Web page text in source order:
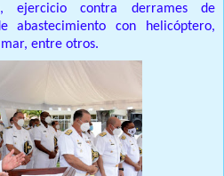
ejercicio contra derrames de
abastecimiento con helicóptero,
entre otros.